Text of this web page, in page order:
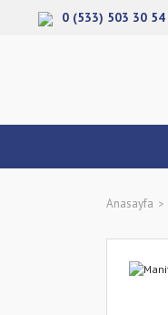
0 (533) 503 30 54
Anasayfa